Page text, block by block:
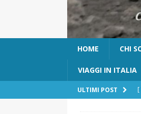
HOME CHI
VIAGGI IN ITALIA
ULTIMI POST [